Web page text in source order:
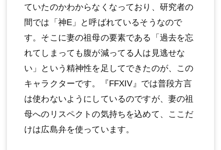
ていたのかわからなくなっており、研究者の
間では「神E」と呼ばれているそうなので
す。そこに妻の祖母の要素である「過去を忘
れてしまっても腹が減ってる人は見逃せな
い」という精神性を足してできたのが、この
キャラクターです。『FFXIV』では普段方言
は使わないようにしているのですが、妻の祖
母へのリスペクトの気持ちを込めて、ここだ
けは広島弁を使っています。